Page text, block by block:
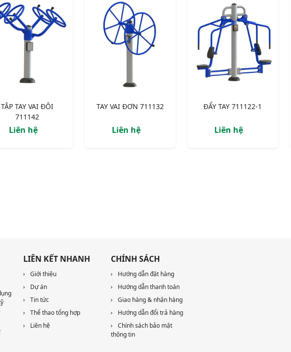
TẬP TAY VAI ĐÔI
711142
Liên hệ
TAY VAI ĐƠN 711132
Liên hệ
ĐẨY TAY 711122-1
Liên hệ
LIÊN KẾT NHANH
Giới thiệu
Dự án
Tin tức
Thể thao tổng hợp
Liên hệ
CHÍNH SÁCH
Hướng dẫn đặt hàng
Hướng dẫn thanh toán
Giao hàng & nhận hàng
Hướng dẫn đổi trả hàng
Chính sách bảo mật
thông tin